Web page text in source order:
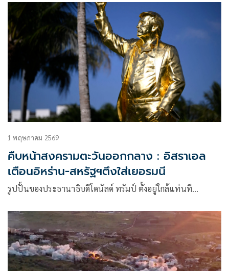
1 พฤษภาคม 2569
คืบหน้าสงครามตะวันออกกลาง : อิสราเอล
เตือนอิหร่าน-สหรัฐฯตึงใส่เยอรมนี
รูปปั้นของประธานาธิบดีโดนัลด์ ทรัมป์ ตั้งอยู่ใกล้แท่นที…